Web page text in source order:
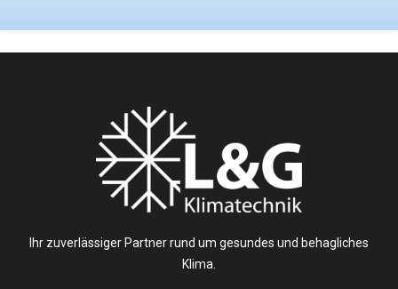
Ihr zuverlässiger Partner rund um gesundes und behagliches
Klima.